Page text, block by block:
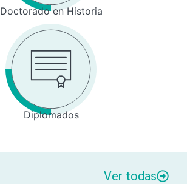
Doctorado en Historia
Diplomados
Ver todas